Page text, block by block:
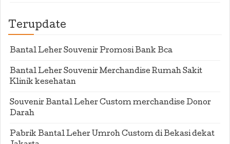
Terupdate
Bantal Leher Souvenir Promosi Bank Bca
Bantal Leher Souvenir Merchandise Rumah Sakit
Klinik kesehatan
Souvenir Bantal Leher Custom merchandise Donor
Darah
Pabrik Bantal Leher Umroh Custom di Bekasi dekat